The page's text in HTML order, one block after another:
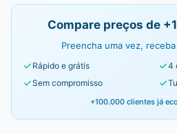
Compare preços de
Preencha uma vez,
Rápido e grátis
4
Sem compromisso
+100.000 clientes já